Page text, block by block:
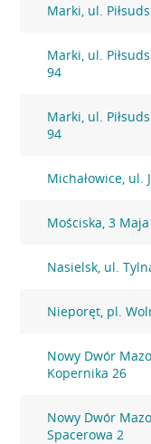
Marki, ul.
Marki, ul.
94
Marki, ul.
94
Michałowice, ul.
Mościska, 3 Maja
Nasielsk, ul.
Nieporęt, pl.
Nowy Dwór
Kopernika 26
Nowy Dwór
Spacerowa 2